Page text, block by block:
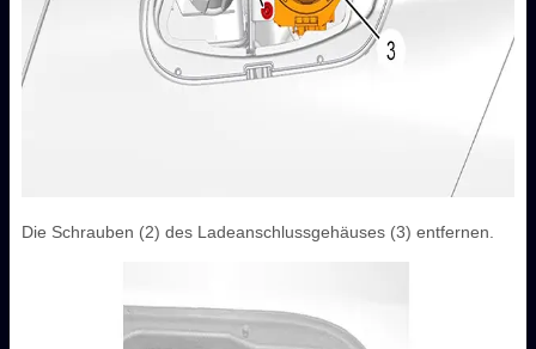
Die Schrauben (2) des Ladeanschlussgehäuses (3) entfernen.